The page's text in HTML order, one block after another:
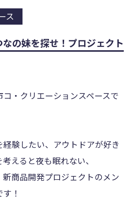
ス
の妹を探せ！プロジェクト
・クリエーションスペースで
験したい、アウトドアが好き
えると夜も眠れない、
新商品開発プロジェクトのメン
！